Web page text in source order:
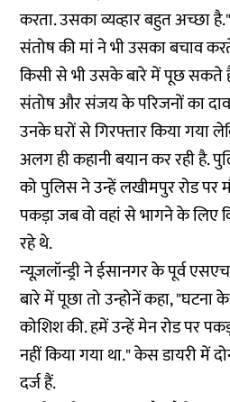
करता. उसका व्यव्हार बहुत अच्छा है."
संतोष की मां ने भी उसका बचाव
किसी से भी उसके बारे में पूछ सकते
संतोष और संजय के परिजनों का
उनके घरों से गिरफ्तार किया गया
अलग ही कहानी बयान कर रही है.
को पुलिस ने उन्हें लखीमपुर रोड पर
पकड़ा जब वो वहां से भागने के लिए
रहे थे.
न्यूज़लॉन्ड्री ने ईसानगर के पूर्व
बारे में पूछा तो उन्होनें कहा, "घटना
कोशिश की. हमें उन्हें मेन रोड पर
नहीं किया गया था." केस डायरी में
दर्ज हैं.